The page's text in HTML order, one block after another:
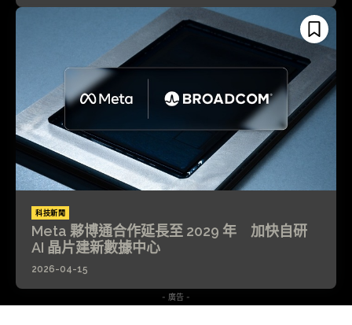
科技新聞
Meta 夥博通合作延長至 2029 年 加快自研
AI 晶片建新數據中心
2026-04-15
- 廣告 -